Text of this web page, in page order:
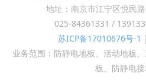
地址：南京市江宁区悦民
025-84361331 /
苏ICP备17010676号-1 |
业务范围：防静电地板、活动地板
板、防静电